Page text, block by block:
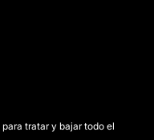
tratar y bajar todo el